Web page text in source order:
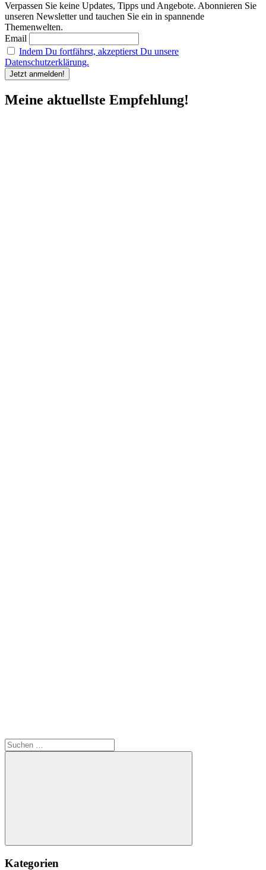
Verpassen Sie keine Updates, Tipps und Angebote. Abonnieren Sie
unseren Newsletter und tauchen Sie ein in spannende
Themenwelten.
Email
Indem Du fortfährst, akzeptierst Du unsere
Datenschutzerklärung.
Meine aktuellste Empfehlung!
Suchen
nach:
Suchen
Kategorien